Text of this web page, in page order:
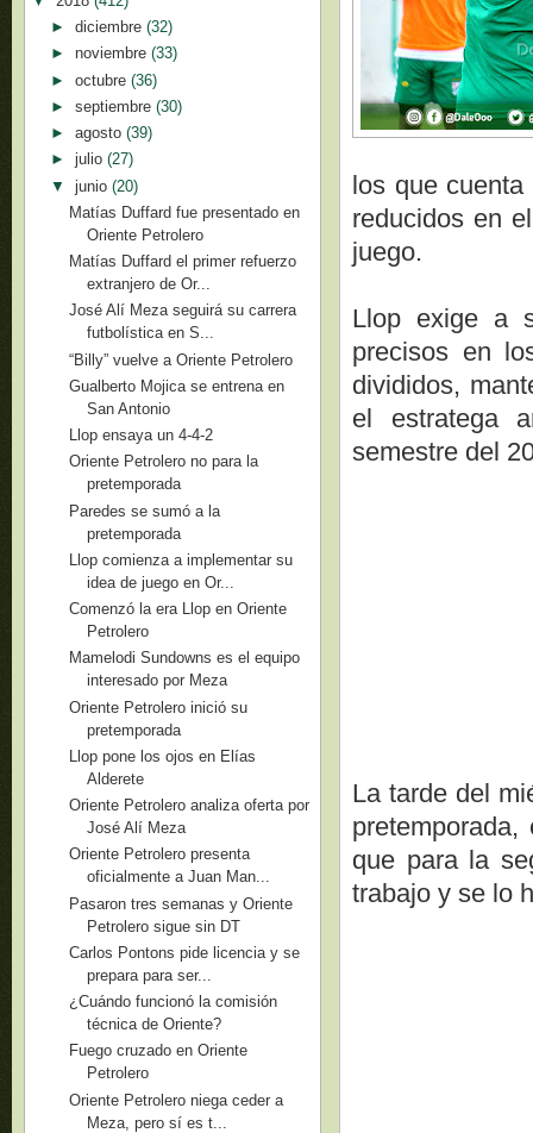
los que
reducidos en
juego.
Llop exige a
precisos en
divididos,
el estratega
semestre del
La tarde del
que para la
trabajo y se lo
► diciembre (32)
► noviembre (33)
► octubre (36)
► septiembre (30)
► agosto (39)
► julio (27)
▼ junio (20)
Matías Duffard fue presentado en
Oriente Petrolero
Matías Duffard el primer refuerzo
extranjero de Or...
José Alí Meza seguirá su carrera
futbolística en S...
“Billy” vuelve a Oriente Petrolero
Gualberto Mojica se entrena en
San Antonio
Llop ensaya un 4-4-2
Oriente Petrolero no para la
pretemporada
Paredes se sumó a la
pretemporada
Llop comienza a implementar su
idea de juego en Or...
Comenzó la era Llop en Oriente
Petrolero
Mamelodi Sundowns es el equipo
interesado por Meza
Oriente Petrolero inició su
pretemporada
Llop pone los ojos en Elías
Alderete
Oriente Petrolero analiza oferta por
José Alí Meza
Oriente Petrolero presenta
oficialmente a Juan Man...
Pasaron tres semanas y Oriente
Petrolero sigue sin DT
Carlos Pontons pide licencia y se
prepara para ser...
¿Cuándo funcionó la comisión
técnica de Oriente?
Fuego cruzado en Oriente
Petrolero
Oriente Petrolero niega ceder a
Meza, pero sí es t...